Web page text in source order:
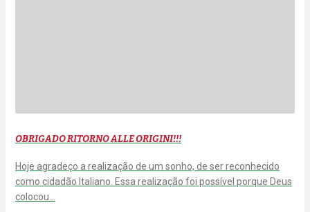
OBRIGADO RITORNO ALLE ORIGINI!!!
Hoje agradeço a realização de um sonho, de ser reconhecido
como cidadão Italiano. Essa realização foi possível porque Deus
colocou…